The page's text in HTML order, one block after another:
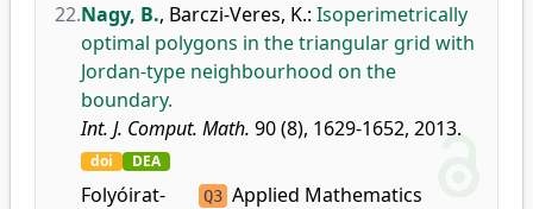
22.Nagy, B., Barczi-Veres, K.: Isoperimetrically
optimal polygons in the triangular grid with
Jordan-type neighbourhood on the
boundary.
Int. J. Comput. Math. 90 (8), 1629-1652, 2013.
doi DEA
Folyóirat-
Q3 Applied Mathematics